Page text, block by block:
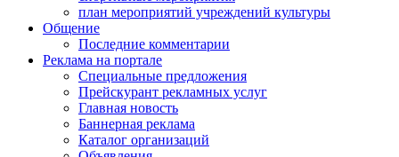
план мероприятий учреждений культуры
Общение
Последние комментарии
Реклама на портале
Специальные предложения
Прейскурант рекламных услуг
Главная новость
Баннерная реклама
Каталог организаций